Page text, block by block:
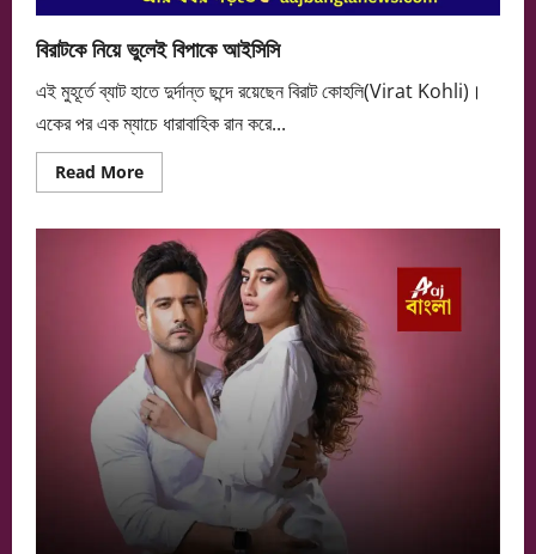
বিরাটকে নিয়ে ভুলেই বিপাকে আইসিসি
এই মুহূর্তে ব্যাট হাতে দুর্দান্ত ছন্দে রয়েছেন বিরাট কোহলি(Virat Kohli)।
একের পর এক ম্যাচে ধারাবাহিক রান করে...
Read MoreRead
more
নিয়ে
ভুলেই
বিপাকে
আইসিসি